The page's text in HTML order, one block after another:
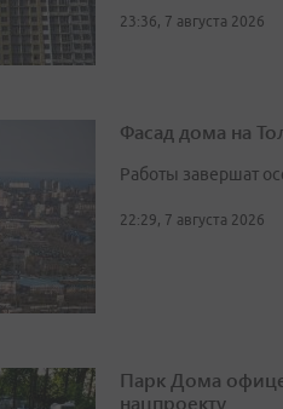
23:36, 7 августа 2026
Фасад дома на
Работы завершат
22:29, 7 августа 2026
Парк Дома
нацпроекту